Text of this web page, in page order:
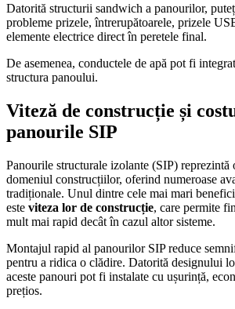
Datorită structurii sandwich a panourilor,
probleme prizele, întrerupătoarele, prizele
elemente electrice direct în peretele final.
De asemenea, conductele de apă pot fi
structura panoului.
Viteză de construcție și
panourile SIP
Panourile structurale izolante (SIP) reprezintă
domeniul construcțiilor, oferind numeroase
tradiționale. Unul dintre cele mai mari
este viteza lor de construcție, care permite
mult mai rapid decât în cazul altor sisteme.
Montajul rapid al panourilor SIP reduce
pentru a ridica o clădire. Datorită designului
aceste panouri pot fi instalate cu ușurință,
prețios.